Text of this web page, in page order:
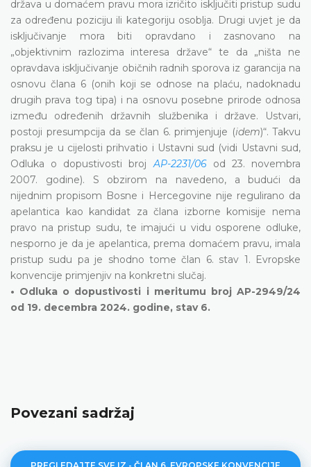
država u domaćem pravu mora izričito isključiti pristup sudu
za određenu poziciju ili kategoriju osoblja. Drugi uvjet je da
isključivanje mora biti opravdano i zasnovano na
„objektivnim razlozima interesa države“ te da „ništa ne
opravdava isključivanje običnih radnih sporova iz garancija na
osnovu člana 6 (onih koji se odnose na plaću, nadoknadu
drugih prava tog tipa) i na osnovu posebne prirode odnosa
između određenih državnih službenika i države. Ustvari,
postoji presumpcija da se član 6. primjenjuje (idem)“. Takvu
praksu je u cijelosti prihvatio i Ustavni sud (vidi Ustavni sud,
Odluka o dopustivosti brojAP-2231/06od 23. novembra
2007. godine). S obzirom na navedeno, a budući da
nijednim propisom Bosne i Hercegovine nije regulirano da
apelantica kao kandidat za člana izborne komisije nema
pravo na pristup sudu, te imajući u vidu osporene odluke,
nesporno je da je apelantica, prema domaćem pravu, imala
pristup sudu pa je shodno tome član 6. stav 1. Evropske
konvencije primjenjiv na konkretni slučaj.
• Odluka o dopustivosti i meritumu broj AP-2949/24
od 19. decembra 2024. godine, stav 6.
Povezani sadržaj